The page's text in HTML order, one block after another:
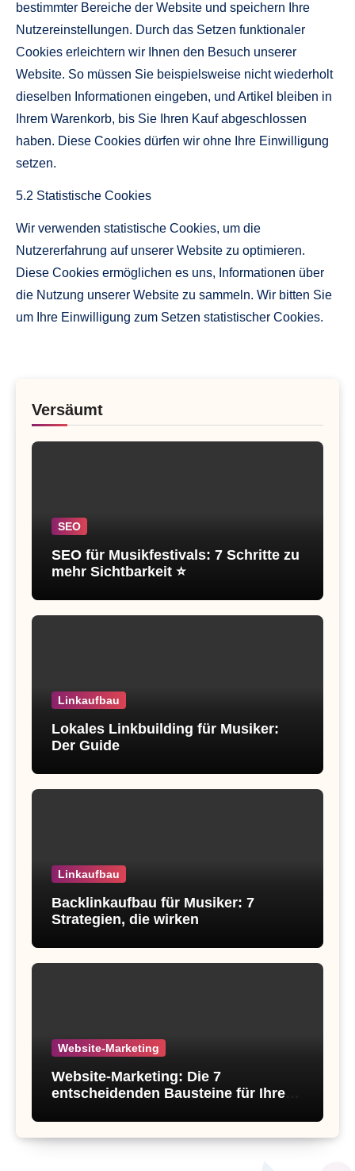
bestimmter Bereiche der Website und speichern Ihre
Nutzereinstellungen. Durch das Setzen funktionaler
Cookies erleichtern wir Ihnen den Besuch unserer
Website. So müssen Sie beispielsweise nicht wiederholt
dieselben Informationen eingeben, und Artikel bleiben in
Ihrem Warenkorb, bis Sie Ihren Kauf abgeschlossen
haben. Diese Cookies dürfen wir ohne Ihre Einwilligung
setzen.
5.2 Statistische Cookies
Wir verwenden statistische Cookies, um die
Nutzererfahrung auf unserer Website zu optimieren.
Diese Cookies ermöglichen es uns, Informationen über
die Nutzung unserer Website zu sammeln. Wir bitten Sie
um Ihre Einwilligung zum Setzen statistischer Cookies.
Versäumt
SEO
SEO für Musikfestivals: 7 Schritte zu
mehr Sichtbarkeit ⭐
Linkaufbau
Lokales Linkbuilding für Musiker:
Der Guide
Linkaufbau
Backlinkaufbau für Musiker: 7
Strategien, die wirken
Website-Marketing
Website-Marketing: Die 7
entscheidenden Bausteine für Ihren